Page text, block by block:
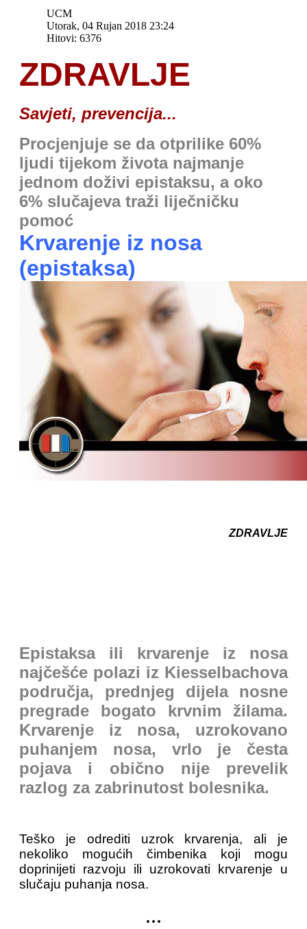
UCM
Utorak, 04 Rujan 2018 23:24
Hitovi: 6376
ZDRAVLJE
Savjeti, prevencija...
Procjenjuje se da otprilike 60%
ljudi tijekom života najmanje
jednom doživi epistaksu, a oko
6% slučajeva traži liječničku
pomoć
Krvarenje iz nosa
(epistaksa)
ZDRAVLJE
Epistaksa ili krvarenje iz nosa
najčešće polazi iz Kiesselbachova
područja, prednjeg dijela nosne
pregrade bogato krvnim žilama.
Krvarenje iz nosa, uzrokovano
puhanjem nosa, vrlo je česta
pojava i obično nije prevelik
razlog za zabrinutost bolesnika.
Teško je odrediti uzrok krvarenja, ali je
nekoliko mogućih čimbenika koji mogu
doprinijeti razvoju ili uzrokovati krvarenje u
slučaju puhanja nosa.
...